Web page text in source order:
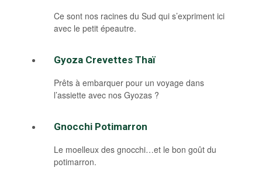
Ce sont nos racines du Sud qui s’expriment ici
avec le petit épeautre.
Gyoza Crevettes Thaï
Prêts à embarquer pour un voyage dans
l’assiette avec nos Gyozas ?
Gnocchi Potimarron
Le moelleux des gnocchi…et le bon goût du
potimarron.